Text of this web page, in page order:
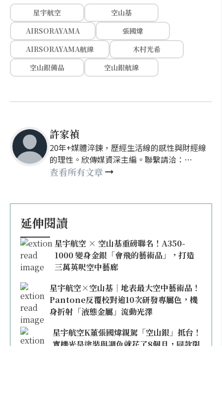
星宇航空
空山基
AIRSORAYAMA
張國煒
AIRSORAYAMA航線
木村光希
空山銀備品
空山銀航線
許家禎
20年+媒體淬鍊，歷經生活線的感性與財經線
的理性。欣傳媒資深主編。聯繫請洽：
nellyhsu@xinmedia.com
查看所有文章
延伸閱讀
星宇航空 × 空山基重磅聯名！A350-
1000 變身金銀「會飛的藝術品」，打造
三萬英呎空中藝廊
星宇航空×空山基｜地表最大空中藝術品！
Pantone反覆校對逾10次研發專屬色，機
身折射「液態金屬」流動光澤
星宇航空K董張國煒親駕「空山銀」抵台！
實機光是塗裝與調色就花了8個月，同款限